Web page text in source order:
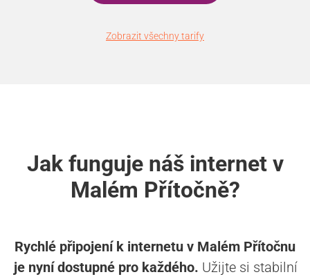
Zobrazit všechny tarify
Jak funguje náš internet v
Malém Přítočně?
Rychlé připojení k internetu v Malém Přítočnu
je nyní dostupné pro každého. Užijte si stabilní